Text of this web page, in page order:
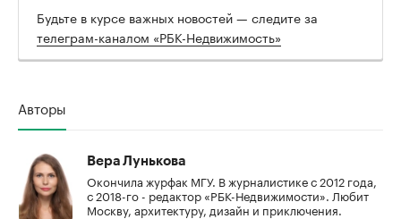
Будьте в курсе важных новостей — следите за
телеграм-каналом «РБК-Недвижимость»
Авторы
Вера Лунькова
Окончила журфак МГУ. В журналистике с 2012 года,
с 2018-го - редактор «РБК-Недвижимости». Любит
Москву, архитектуру, дизайн и приключения.